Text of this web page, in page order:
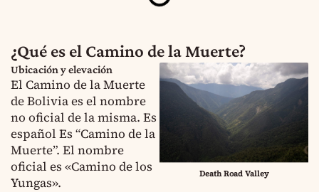
¿Qué es el Camino de la Muerte?
Ubicación y elevación
El Camino de la Muerte
de Bolivia es el nombre
no oficial de la misma. Es
español Es “Camino de la
Muerte”. El nombre
oficial es «Camino de los
Yungas».
Death Road Valley